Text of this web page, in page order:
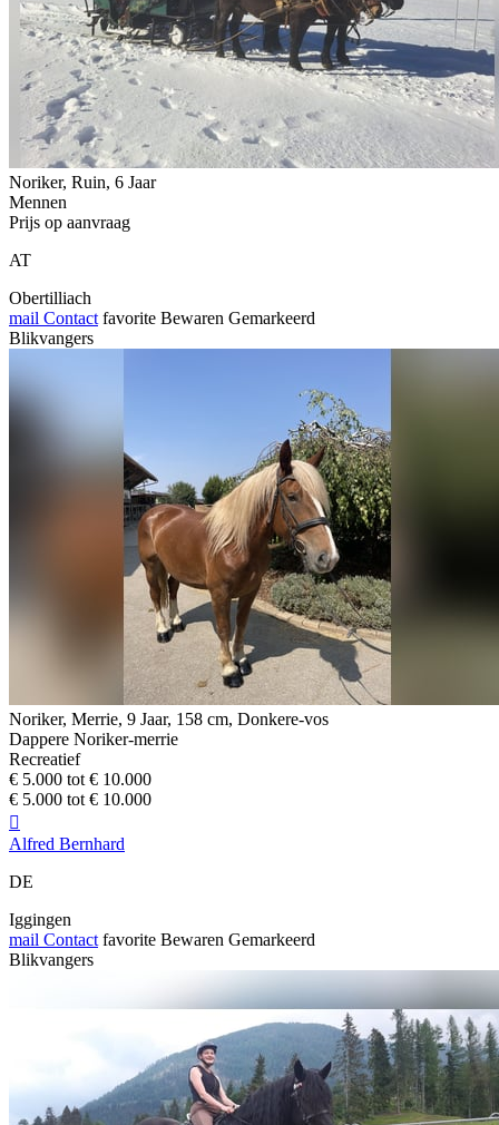
Noriker, Ruin, 6 Jaar
Mennen
Prijs op aanvraag
AT
Obertilliach
mail Contact favorite Bewaren Gemarkeerd
Blikvangers
Noriker, Merrie, 9 Jaar, 158 cm, Donkere-vos
Dappere Noriker-merrie
Recreatief
€ 5.000 tot € 10.000
€ 5.000 tot € 10.000

Alfred Bernhard
DE
Iggingen
mail Contact favorite Bewaren Gemarkeerd
Blikvangers